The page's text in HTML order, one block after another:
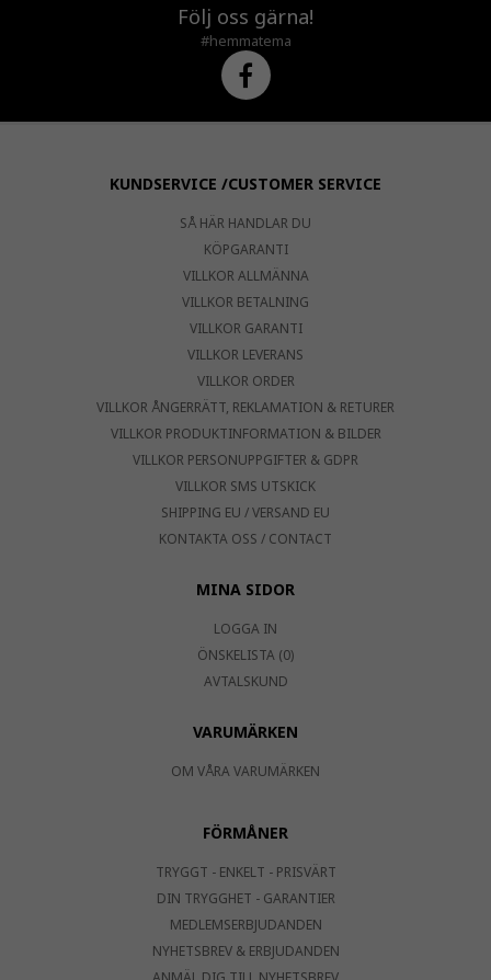
Följ oss gärna!
#hemmatema
KUNDSERVICE /CUSTOMER SERVICE
SÅ HÄR HANDLAR DU
KÖPGARANTI
VILLKOR ALLMÄNNA
VILLKOR BETALNING
VILLKOR GARANTI
VILLKOR LEVERANS
VILLKOR ORDER
VILLKOR ÅNGERRÄTT, REKLAMATION & RETURER
VILLKOR PRODUKTINFORMATION & BILDER
VILLKOR PERSONUPPGIFTER & GDPR
VILLKOR SMS UTSKICK
SHIPPING EU / VERSAND EU
KONTAKTA OSS / CONTACT
MINA SIDOR
LOGGA IN
ÖNSKELISTA (0)
AVTALSKUND
VARUMÄRKEN
OM VÅRA VARUMÄRKEN
FÖRMÅNER
TRYGGT - ENKELT - PRISVÄRT
DIN TRYGGHET - GARANTIER
MEDLEMSERBJUDANDEN
NYHETSBREV & ERBJUDANDEN